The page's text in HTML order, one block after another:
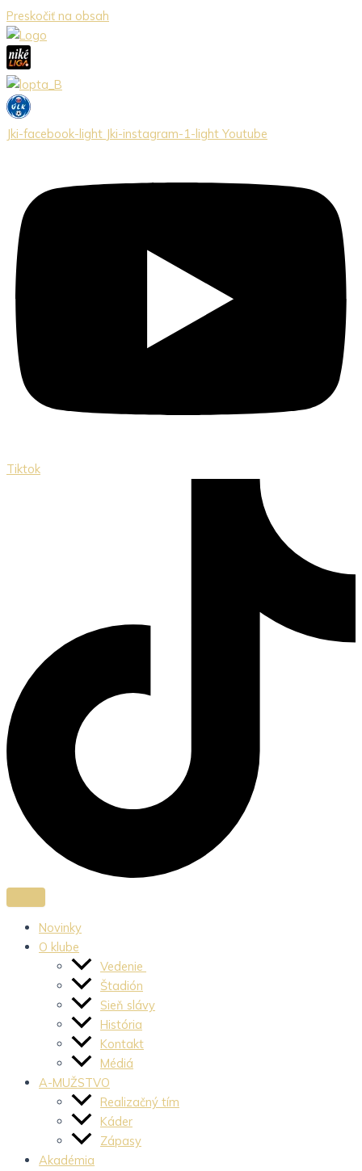
Preskočiť na obsah
Jki-facebook-light Jki-instagram-1-light Youtube
Tiktok
Novinky
O klube
Vedenie
Štadión
Sieň slávy
História
Kontakt
Médiá
A-MUŽSTVO
Realizačný tím
Káder
Zápasy
Akadémia